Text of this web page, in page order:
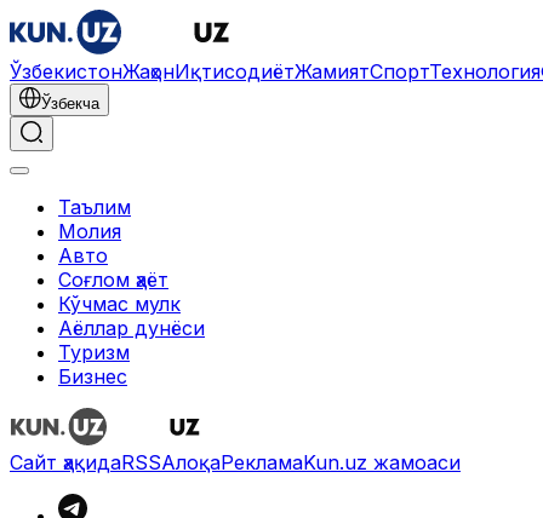
ЎзбекистонЖаҳонИқтисодиётЖамиятСпортТехнология
Ўзбекча
Таълим
Молия
Авто
Соғлом ҳаёт
Кўчмас мулк
Аёллар дунёси
Туризм
Бизнес
Сайт ҳақидаRSSАлоқаРекламаKun.uz жамоаси